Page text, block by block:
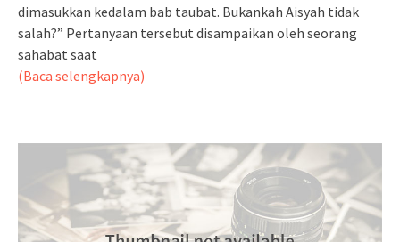
dimasukkan kedalam bab taubat. Bukankah Aisyah tidak
salah?” Pertanyaan tersebut disampaikan oleh seorang
sahabat saat
(Baca selengkapnya)